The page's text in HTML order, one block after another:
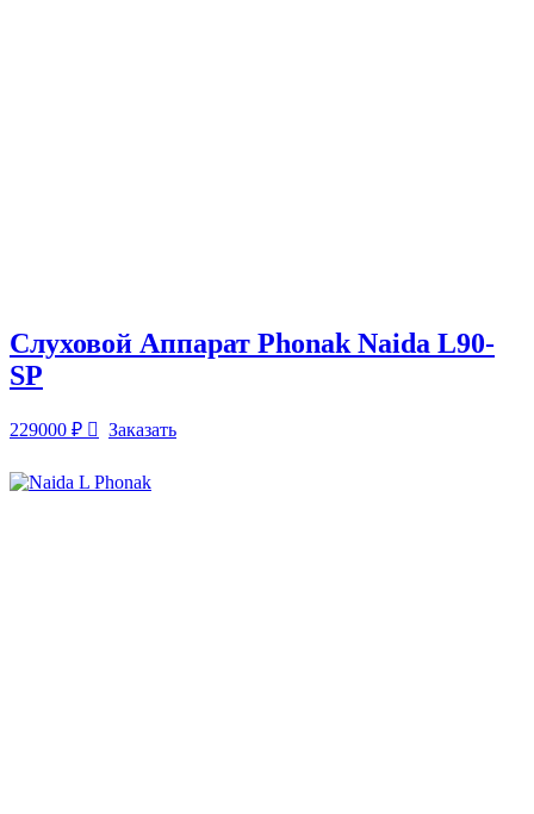
Слуховой Аппарат Phonak Naida L90-
SP
229000 ₽ Заказать